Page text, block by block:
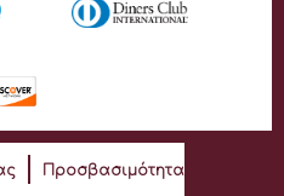
Προσβασιμότητα